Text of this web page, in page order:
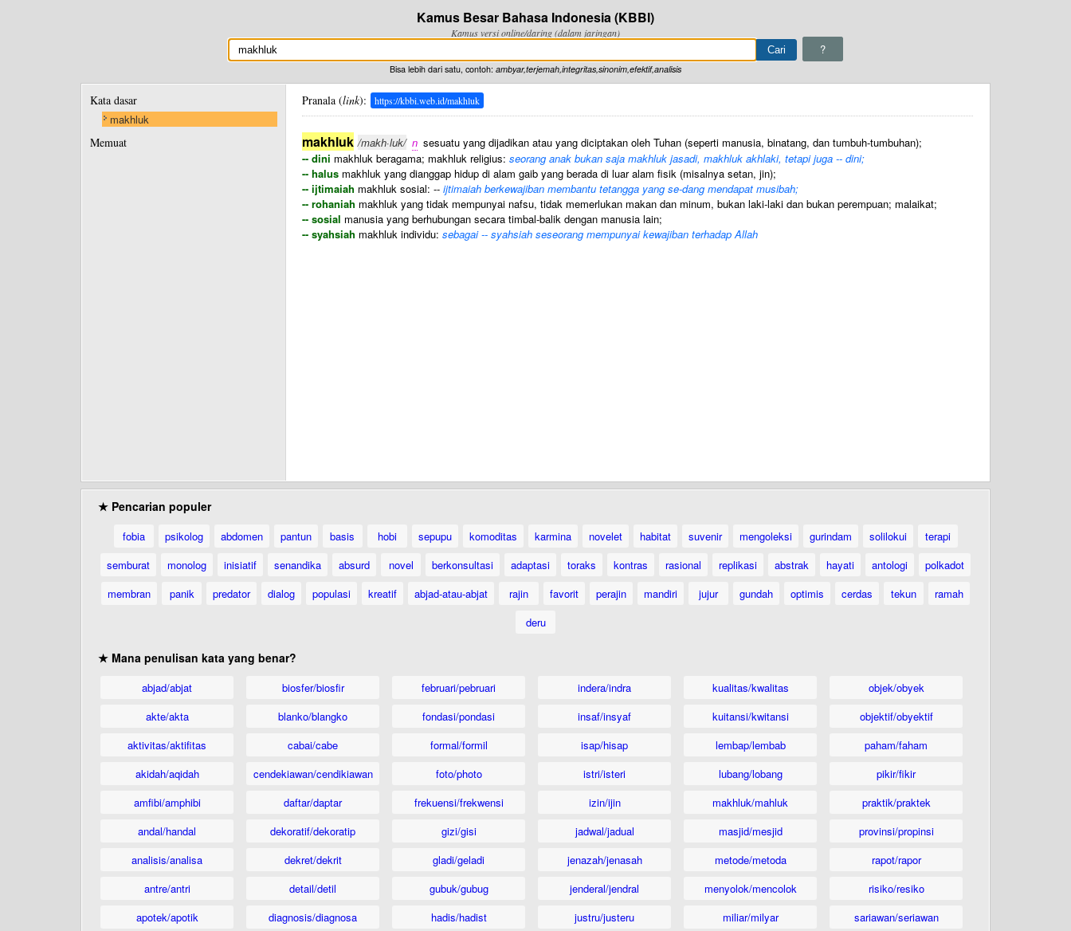
Kamus Besar Bahasa Indonesia (KBBI)
Kamus versi online/daring (dalam jaringan)
?
Bisa lebih dari satu, contoh: ambyar,terjemah,integritas,sinonim,efektif,analisis
Kata dasar
makhluk
Memuat
Pranala (link): https://kbbi.web.id/makhluk
makhluk /makh·luk/ n sesuatu yang dijadikan atau yang diciptakan oleh Tuhan (seperti manusia, binatang, dan tumbuh-tumbuhan);
-- dini makhluk beragama; makhluk religius: seorang anak bukan saja makhluk jasadi, makhluk akhlaki, tetapi juga -- dini;
-- halus makhluk yang dianggap hidup di alam gaib yang berada di luar alam fisik (misalnya setan, jin);
-- ijtimaiah makhluk sosial: -- ijtimaiah berkewajiban membantu tetangga yang se-dang mendapat musibah;
-- rohaniah makhluk yang tidak mempunyai nafsu, tidak memerlukan makan dan minum, bukan laki-laki dan bukan perempuan; malaikat;
-- sosial manusia yang berhubungan secara timbal-balik dengan manusia lain;
-- syahsiah makhluk individu: sebagai -- syahsiah seseorang mempunyai kewajiban terhadap Allah
★ Pencarian populer
fobia psikolog abdomen pantun basis hobi sepupu komoditas karmina novelet habitat suvenir mengoleksi gurindam solilokui
terapi
semburat
monolog inisiatif senandika absurd novel berkonsultasi adaptasi toraks kontras rasional replikasi abstrak hayati antologi
polkadot
membran
panik predator dialog populasi kreatif abjad-atau-abjat rajin favorit perajin mandiri jujur gundah optimis cerdas tekun
ramah
deru
★ Mana penulisan kata yang benar?
abjad/abjat
akte/akta
aktivitas/aktifitas
akidah/aqidah
amfibi/amphibi
andal/handal
analisis/analisa
antre/antri
apotek/apotik
biosfer/biosfir
blanko/blangko
cabai/cabe
cendekiawan/cendikiawan
daftar/daptar
dekoratif/dekoratip
dekret/dekrit
detail/detil
diagnosis/diagnosa
februari/pebruari
fondasi/pondasi
formal/formil
foto/photo
frekuensi/frekwensi
gizi/gisi
gladi/geladi
gubuk/gubug
hadis/hadist
indera/indra
insaf/insyaf
isap/hisap
istri/isteri
izin/ijin
jadwal/jadual
jenazah/jenasah
jenderal/jendral
justru/justeru
kualitas/kwalitas
kuitansi/kwitansi
lembap/lembab
lubang/lobang
makhluk/mahluk
masjid/mesjid
metode/metoda
menyolok/mencolok
miliar/milyar
objek/obyek
objektif/obyektif
paham/faham
pikir/fikir
praktik/praktek
provinsi/propinsi
rapot/rapor
risiko/resiko
sariawan/seriawan